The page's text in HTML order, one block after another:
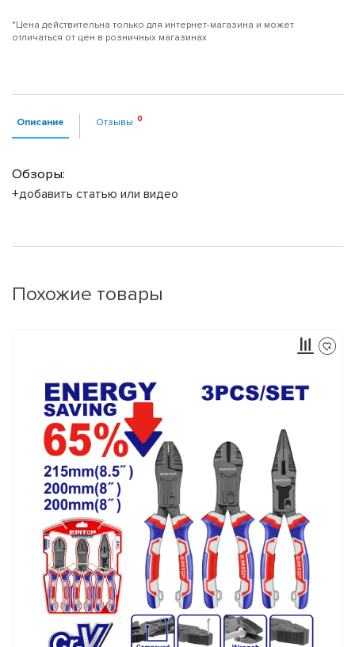
*Цена действительна только для интернет-магазина и может
отличаться от цен в розничных магазинах
Описание Отзывы
Обзоры:
+добавить статью или видео
Похожие товары